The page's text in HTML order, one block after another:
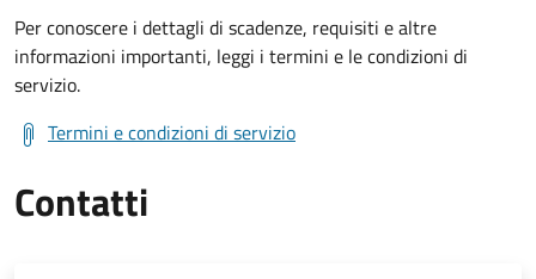
Per conoscere i dettagli di scadenze, requisiti e altre
informazioni importanti, leggi i termini e le condizioni di
servizio.
Termini e condizioni di servizio
Contatti